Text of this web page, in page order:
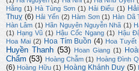
Hằng (1) Hà Tùng Sơn (1) Hải Điểu (1)
Thuỵ (6) Hải Yến (2) Hàm Sơn (1) Hàn Dã
Hàn Lâm (1) Hãn Nguyên Nguyễn Nhã (1)
(1) Hạng Vũ (1) Hậu Cốc Ngang (1) Hậu
Hoa Mai (2) Hoa Tím Buồn (4) Hoa Tuyết
Huyền Thanh (53) Hoan Giang (1)
Chẩm (53) Hoàng Chẫm (1) Hoàng Đình
(6) Hoàng Hữu (1) Hoàng Khánh Duy (5)